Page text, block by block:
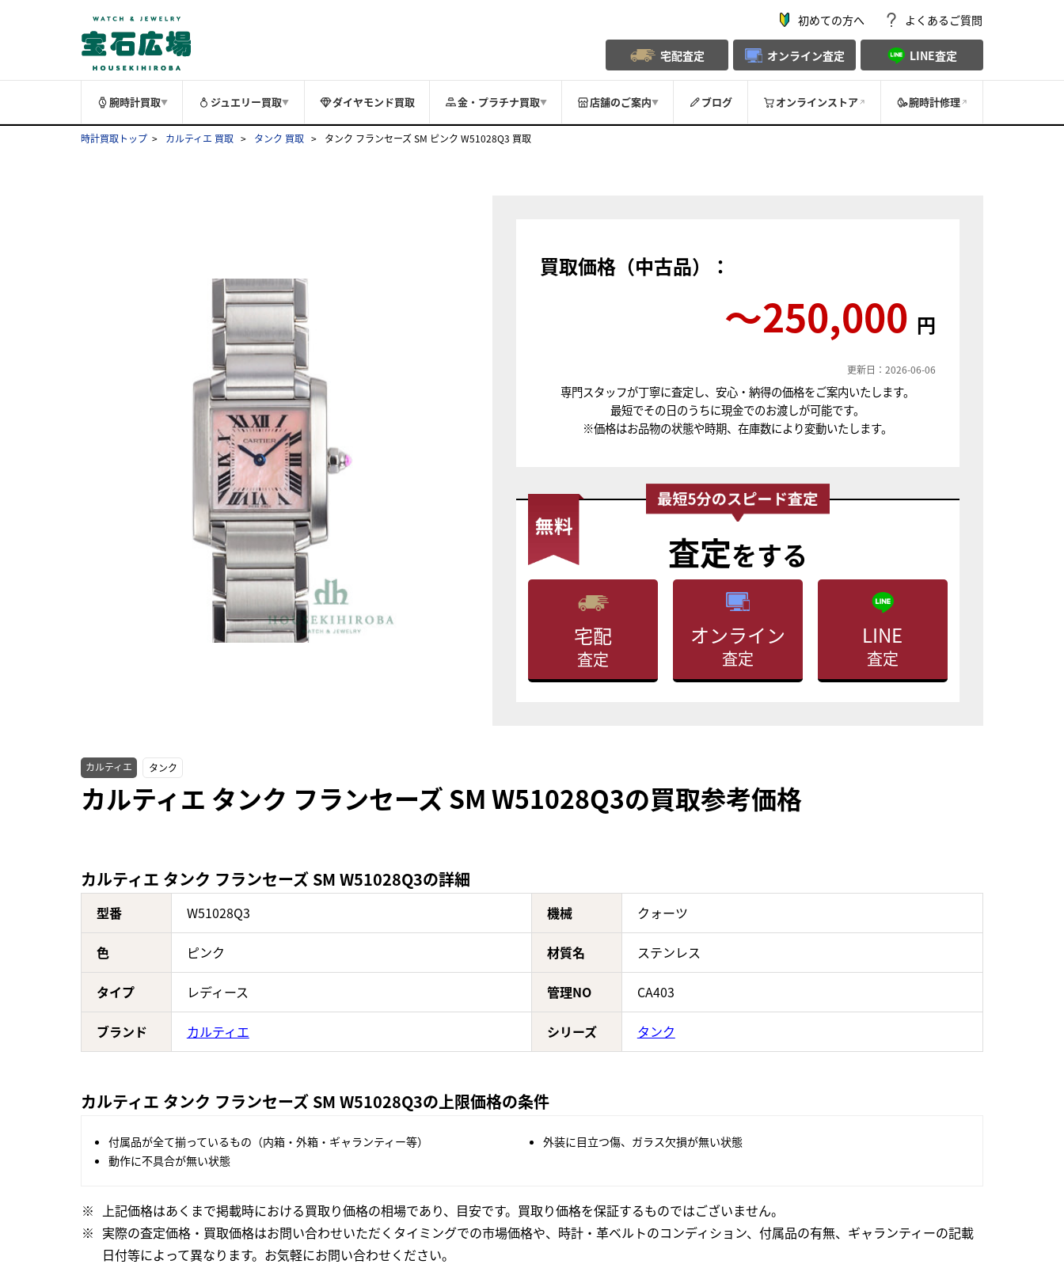
初めての方へ よくあるご質問
宅配査定 オンライン査定 LINE査定
腕時計買取▼ ジュエリー買取▼ ダイヤモンド買取 金・プラチナ買取▼ 店舗のご案内▼ ブログ オンラインストア 腕時計修理
時計買取トップ カルティエ 買取 タンク 買取 タンク フランセーズ SM ピンク W51028Q3 買取
買取価格（中古品）：
〜250,000 円
更新日：2026-06-06
専門スタッフが丁寧に査定し、安心・納得の価格をご案内いたします。
最短でその日のうちに現金でのお渡しが可能です。
※価格はお品物の状態や時期、在庫数により変動いたします。
査定をする
宅配
査定
オンライン
査定
LINE
査定
カルティエ タンク
カルティエ タンク フランセーズ SM W51028Q3の買取参考価格
カルティエ タンク フランセーズ SM W51028Q3の詳細
型番 W51028Q3 機械 クォーツ
色 ピンク 材質名 ステンレス
タイプ レディース 管理NO CA403
ブランド カルティエ シリーズ タンク
カルティエ タンク フランセーズ SM W51028Q3の上限価格の条件
付属品が全て揃っているもの（内箱・外箱・ギャランティー等）
外装に目立つ傷、ガラス欠損が無い状態
動作に不具合が無い状態
上記価格はあくまで掲載時における買取り価格の相場であり、目安です。買取り価格を保証するものではございません。
実際の査定価格・買取価格はお問い合わせいただくタイミングでの市場価格や、時計・革ベルトのコンディション、付属品の有無、ギャランティーの記載
日付等によって異なります。お気軽にお問い合わせください。